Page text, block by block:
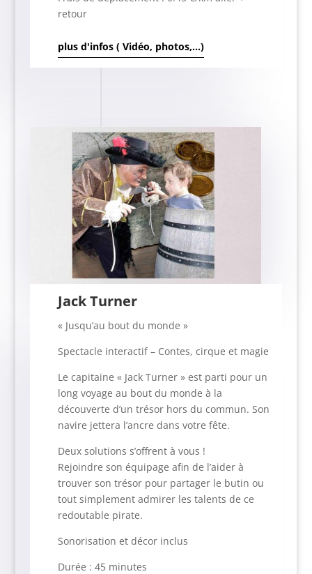
retour
plus d'infos ( Vidéo, photos,...)
Jack Turner
« Jusqu’au bout du monde »
Spectacle interactif – Contes, cirque et magie
Le capitaine « Jack Turner » est parti pour un
long voyage au bout du monde à la
découverte d’un trésor hors du commun. Son
navire jettera l’ancre dans votre fête.
Deux solutions s’offrent à vous !
Rejoindre son équipage afin de l’aider à
trouver son trésor pour partager le butin ou
tout simplement admirer les talents de ce
redoutable pirate.
Sonorisation et décor inclus
Durée : 45 minutes